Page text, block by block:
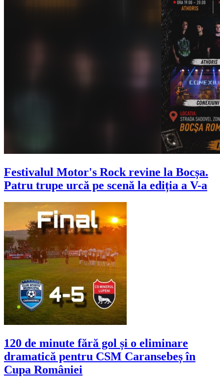
Festivalul Motor's Rock revine la Bocșa.
Patru trupe urcă pe scenă la ediția a V-a
120 de minute fără gol și o eliminare
dramatică pentru CSM Caransebeș în
Cupa României